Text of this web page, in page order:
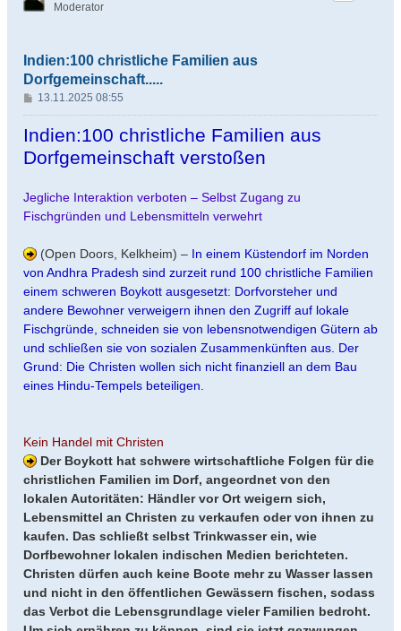
Moderator
Indien:100 christliche Familien aus
Dorfgemeinschaft.....
B
e
i
t
r
g
13.11.2025 08:55
Indien:100 christliche Familien aus
Dorfgemeinschaft verstoßen
Jegliche Interaktion verboten – Selbst Zugang zu
Fischgründen und Lebensmitteln verwehrt
(Open Doors, Kelkheim) – In einem Küstendorf im Norden
von Andhra Pradesh sind zurzeit rund 100 christliche Familien
einem schweren Boykott ausgesetzt: Dorfvorsteher und
andere Bewohner verweigern ihnen den Zugriff auf lokale
Fischgründe, schneiden sie von lebensnotwendigen Gütern ab
und schließen sie von sozialen Zusammenkünften aus. Der
Grund: Die Christen wollen sich nicht finanziell an dem Bau
eines Hindu-Tempels beteiligen.
Kein Handel mit Christen
Der Boykott hat schwere wirtschaftliche Folgen für die
christlichen Familien im Dorf, angeordnet von den
lokalen Autoritäten: Händler vor Ort weigern sich,
Lebensmittel an Christen zu verkaufen oder von ihnen zu
kaufen. Das schließt selbst Trinkwasser ein, wie
Dorfbewohner lokalen indischen Medien berichteten.
Christen dürfen auch keine Boote mehr zu Wasser lassen
und nicht in den öffentlichen Gewässern fischen, sodass
das Verbot die Lebensgrundlage vieler Familien bedroht.